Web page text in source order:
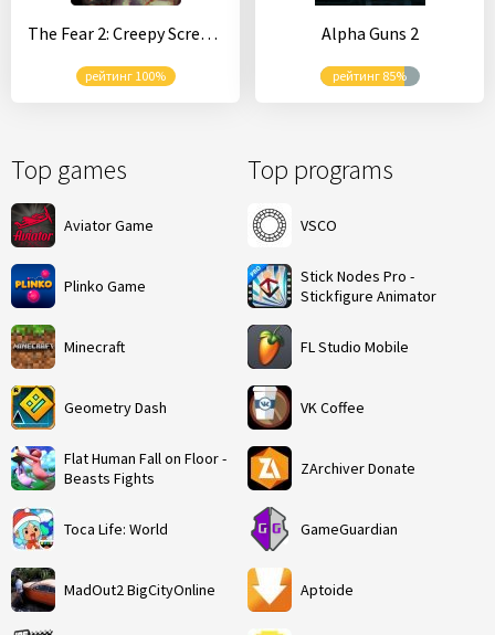
Top games
Aviator Game
Plinko Game
Minecraft
Geometry Dash
Flat Human Fall on Floor -
Beasts Fights
Toca Life: World
MadOut2 BigCityOnline
Top programs
VSCO
Stick Nodes Pro -
Stickfigure Animator
FL Studio Mobile
VK Coffee
ZArchiver Donate
GameGuardian
Aptoide
The Fear 2: Creepy Scream House
рейтинг 100%
Alpha Guns 2
рейтинг 85%